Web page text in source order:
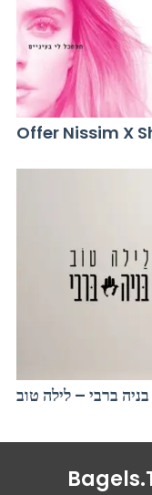
בניה ברבי – לילה טוב